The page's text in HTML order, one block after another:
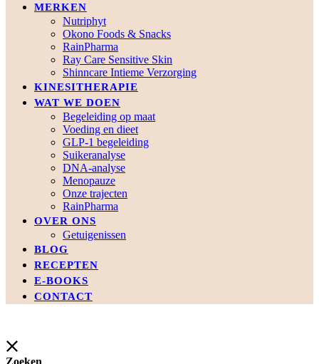
MERKEN
Nutriphyt
Okono Foods & Snacks
RainPharma
Ray Care Sensitive Skin
Shinncare Intieme Verzorging
KINESITHERAPIE
WAT WE DOEN
Begeleiding op maat
Voeding en dieet
GLP-1 begeleiding
Suikeranalyse
DNA-analyse
Menopauze
Onze trajecten
RainPharma
OVER ONS
Getuigenissen
BLOG
RECEPTEN
E-BOOKS
CONTACT
Zoeken